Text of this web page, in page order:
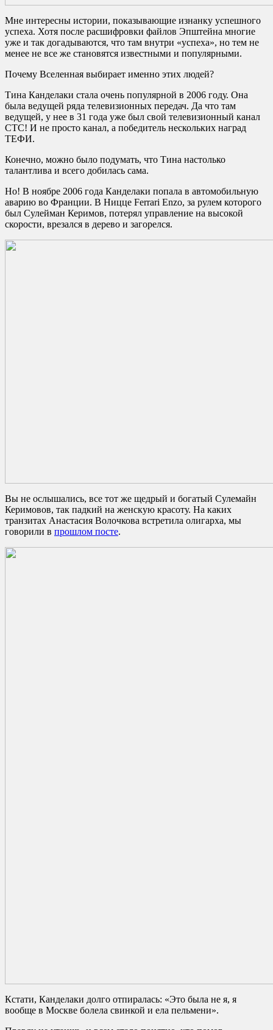
Мне интересны истории, показывающие изнанку успешного
успеха. Хотя после расшифровки файлов Эпштейна многие
уже и так догадываются, что там внутри «успеха», но тем не
менее не все же становятся известными и популярными.
Почему Вселенная выбирает именно этих людей?
Тина Канделаки стала очень популярной в 2006 году. Она
была ведущей ряда телевизионных передач. Да что там
ведущей, у нее в 31 года уже был свой телевизионный канал
СТС! И не просто канал, а победитель нескольких наград
ТЕФИ.
Конечно, можно было подумать, что Тина настолько
талантлива и всего добилась сама.
Но! В ноябре 2006 года Канделаки попала в автомобильную
аварию во Франции. В Ницце Ferrari Enzo, за рулем которого
был Сулейман Керимов, потерял управление на высокой
скорости, врезался в дерево и загорелся.
Вы не ослышались, все тот же щедрый и богатый Сулемайн
Керимовов, так падкий на женскую красоту. На каких
транзитах Анастасия Волочкова встретила олигарха, мы
говорили в прошлом посте.
Кстати, Канделаки долго отпиралась: «Это была не я, я
вообще в Москве болела свинкой и ела пельмени».